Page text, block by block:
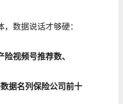
，数据说话才够硬：
险视频号推荐数、
据名列保险公司前十